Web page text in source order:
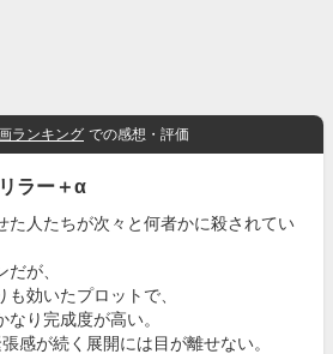
ランキング での感想・評価
ラー＋α
た人たちが次々と何者かに殺されてい
が、
効いたプロットで、
り完成度が高い。
感が続く展開には目が離せない。